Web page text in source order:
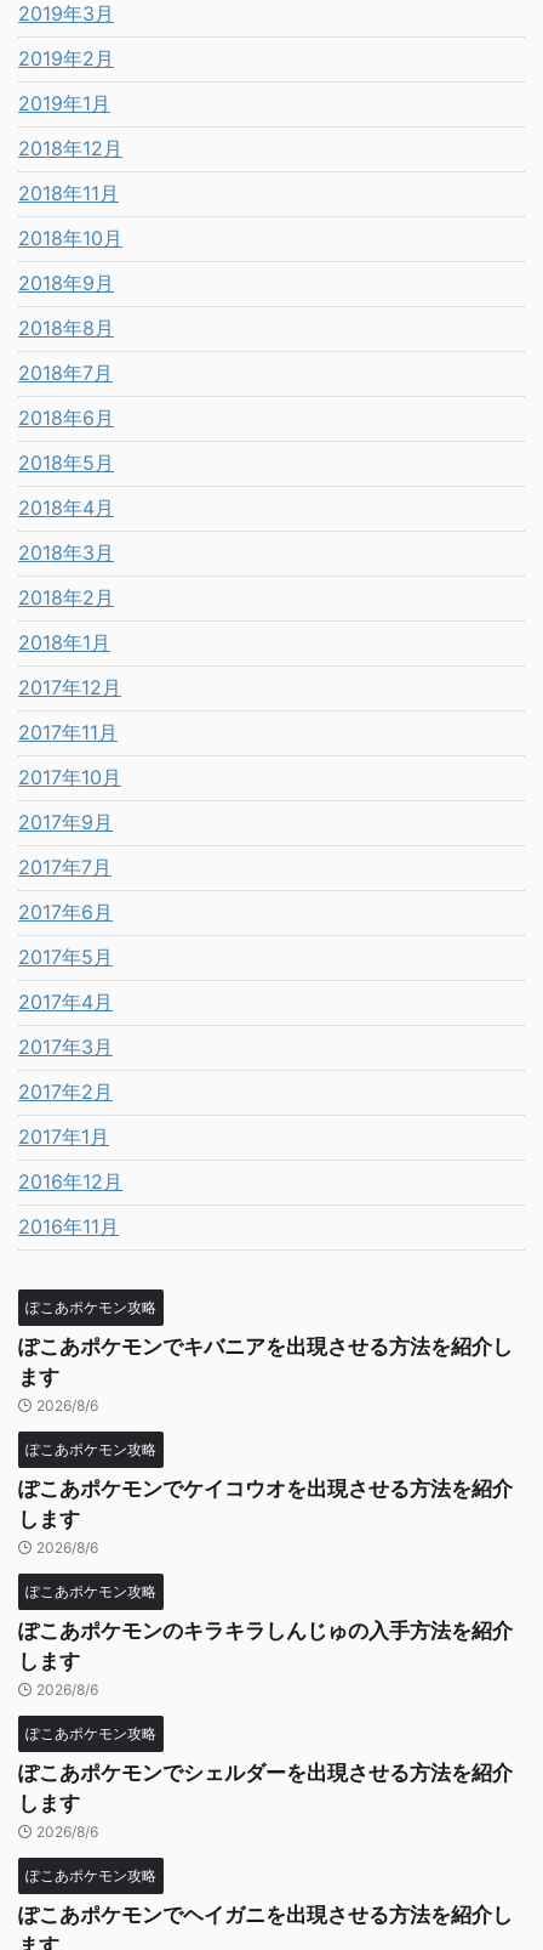
2019年3月
2019年2月
2019年1月
2018年12月
2018年11月
2018年10月
2018年9月
2018年8月
2018年7月
2018年6月
2018年5月
2018年4月
2018年3月
2018年2月
2018年1月
2017年12月
2017年11月
2017年10月
2017年9月
2017年7月
2017年6月
2017年5月
2017年4月
2017年3月
2017年2月
2017年1月
2016年12月
2016年11月
ぽこあポケモン攻略
ぽこあポケモンでキバニアを出現させる方法を紹介し
ます
2026/8/6
ぽこあポケモン攻略
ぽこあポケモンでケイコウオを出現させる方法を紹介
します
2026/8/6
ぽこあポケモン攻略
ぽこあポケモンのキラキラしんじゅの入手方法を紹介
します
2026/8/6
ぽこあポケモン攻略
ぽこあポケモンでシェルダーを出現させる方法を紹介
します
2026/8/6
ぽこあポケモン攻略
ぽこあポケモンでヘイガニを出現させる方法を紹介し